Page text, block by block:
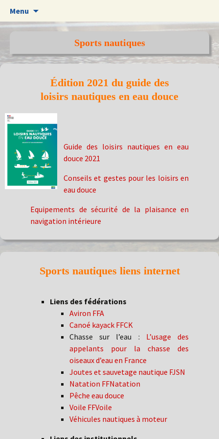
Menu
contenu
Sports nautiques
Édition 2021 du guide des
loisirs nautiques en eau douce
Guide des loisirs nautiques en eau
douce 2021
Conseils et gestes pour les loisirs en
eau douce
Equipements de sécurité de la plaisance en
navigation intérieure
Sports nautiques liens internet
Liens des fédérations
Aviron FFA
Canoé kayack FFCK
Chasse sur l’eau : L’usage des
appelants pour la chasse des
oiseaux d’eau en France
Joutes et sauvetage nautique FJSN
Natation FFNatation
Pêche eau douce
Voile FFVoile
Véhicules nautiques à moteur